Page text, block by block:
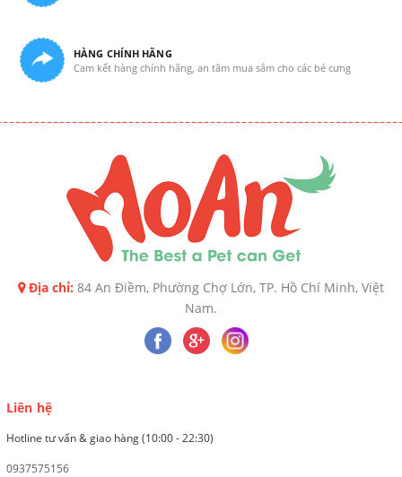
HÀNG CHÍNH HÃNG
Cam kết hàng chính hãng, an tâm mua sắm cho các bé cưng
Địa chỉ: 84 An Điềm, Phường Chợ Lớn, TP. Hồ Chí Minh, Việt
Nam.
Liên hệ
Hotline tư vấn & giao hàng (10:00 - 22:30)
0937575156